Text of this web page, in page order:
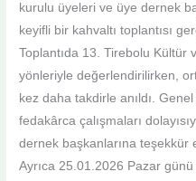
kurulu üyeleri ve üye dernek
keyifli bir kahvaltı toplantısı
Toplantıda 13. Tirebolu Kültür
yönleriyle değerlendirilirken,
kez daha takdirle anıldı.
fedakârca çalışmaları
dernek başkanlarına teşekkür
Ayrıca 25.01.2026 Pazar